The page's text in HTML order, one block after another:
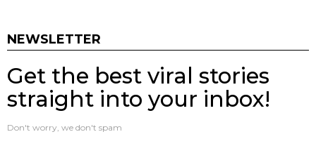
NEWSLETTER
Get the best viral stories
straight into your inbox!
Don't worry, we don't spam